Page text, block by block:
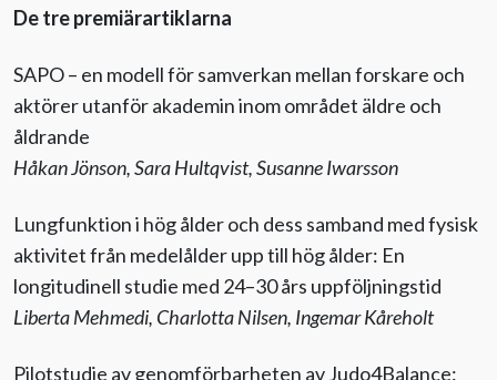
De tre premiärartiklarna
SAPO – en modell för samverkan mellan forskare och
aktörer utanför akademin inom området äldre och
åldrande
Håkan Jönson, Sara Hultqvist, Susanne Iwarsson
Lungfunktion i hög ålder och dess samband med fysisk
aktivitet från medelålder upp till hög ålder: En
longitudinell studie med 24–30 års uppföljningstid
Liberta Mehmedi, Charlotta Nilsen, Ingemar Kåreholt
Pilotstudie av genomförbarheten av Judo4Balance: